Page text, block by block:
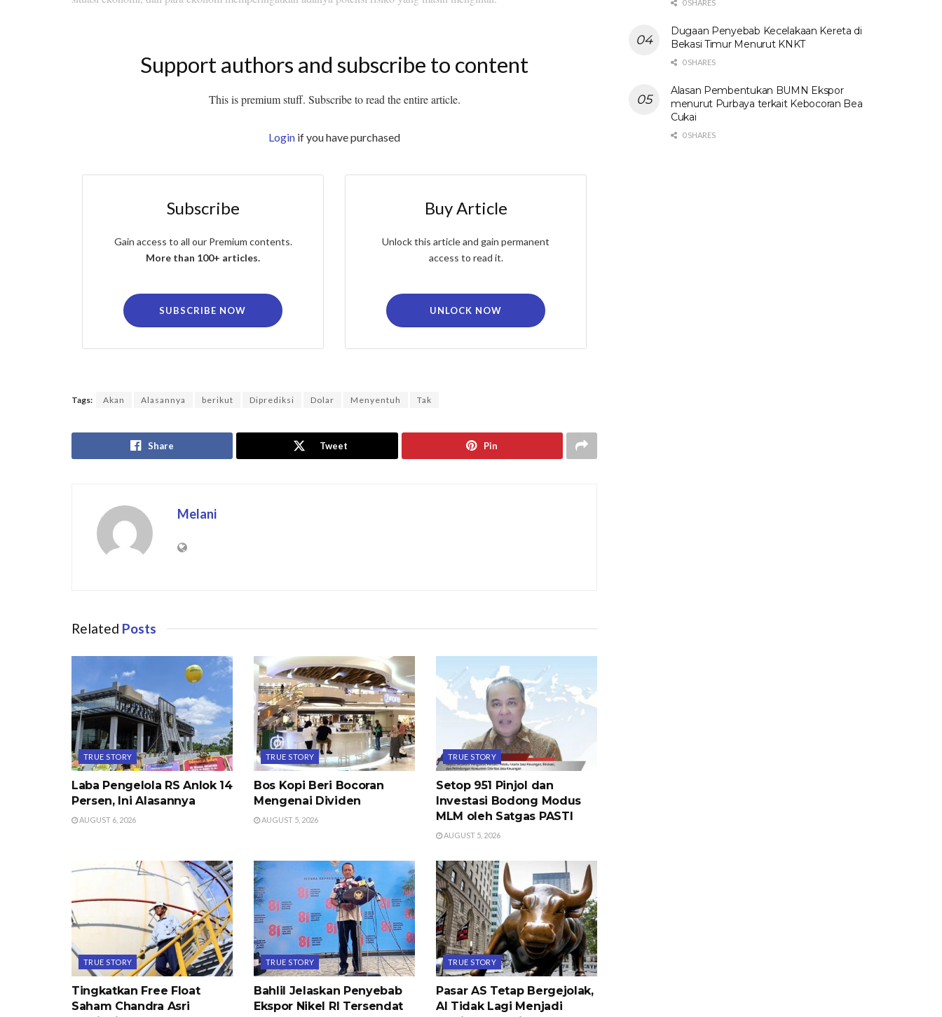
Support authors and subscribe to content
This is premium stuff. Subscribe to read the entire article.
Login if you have purchased
Subscribe
Gain access to all our Premium contents.
More than 100+ articles.
SUBSCRIBE NOW
Buy Article
Unlock this article and gain permanent
access to read it.
UNLOCK NOW
Tags: Akan Alasannya berikut Diprediksi Dolar Menyentuh Tak
Share Tweet Pin
Melani
Related Posts
TRUE STORY
Laba Pengelola RS Anlok 14
Persen, Ini Alasannya
AUGUST 6, 2026
TRUE STORY
Bos Kopi Beri Bocoran
Mengenai Dividen
AUGUST 5, 2026
TRUE STORY
Setop 951 Pinjol dan
Investasi Bodong Modus
MLM oleh Satgas PASTI
AUGUST 5, 2026
TRUE STORY
Tingkatkan Free Float
Saham Chandra Asri
TRUE STORY
Bahlil Jelaskan Penyebab
Ekspor Nikel RI Tersendat
TRUE STORY
Pasar AS Tetap Bergejolak,
AI Tidak Lagi Menjadi
0 SHARES
Dugaan Penyebab Kecelakaan Kereta di
Bekasi Timur Menurut KNKT
0 SHARES
Alasan Pembentukan BUMN Ekspor
menurut Purbaya terkait Kebocoran Bea
Cukai
0 SHARES